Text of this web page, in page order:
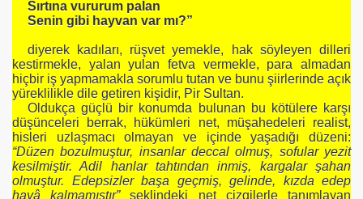
Sırtına vururum palan
Senin gibi hayvan var mı?”
diyerek kadıları, rüşvet yemekle, hak söyleyen dilleri
kestirmekle, yalan yulan fetva vermekle, para almadan
hiçbir iş yapmamakla sorumlu tutan ve bunu şiirlerinde açık
yüreklilikle dile getiren kişidir, Pir Sultan.
Oldukça güçlü bir konumda bulunan bu kötülere karşı
düşünceleri berrak, hükümleri net, müşahedeleri realist,
hisleri uzlaşmacı olmayan ve içinde yaşadığı düzeni:
“Düzen bozulmuştur, insanlar deccal olmuş, sofular yezit
kesilmiştir. Adil hanlar tahtından inmiş, kargalar şahan
olmuştur. Edepsizler başa geçmiş, gelinde, kızda edep
hayâ kalmamıştır”şeklindeki net çizgilerle tanımlayan